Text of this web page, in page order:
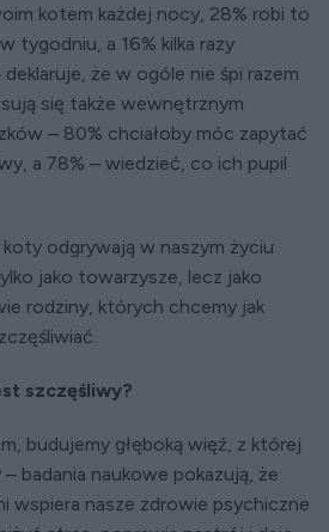
kotem każdej nocy, 28% robi to
tygodniu, a 16% kilka razy
że w ogóle nie śpi razem
się także wewnętrznym
– 80% chciałoby móc zapytać
a 78% – wiedzieć, co ich pupil
odgrywają w naszym życiu
jako towarzysze, lecz jako
rodziny, których chcemy jak
szczęśliwy?
budujemy głęboką więź, z której
badania naukowe pokazują, że
wspiera nasze zdrowie psychiczne